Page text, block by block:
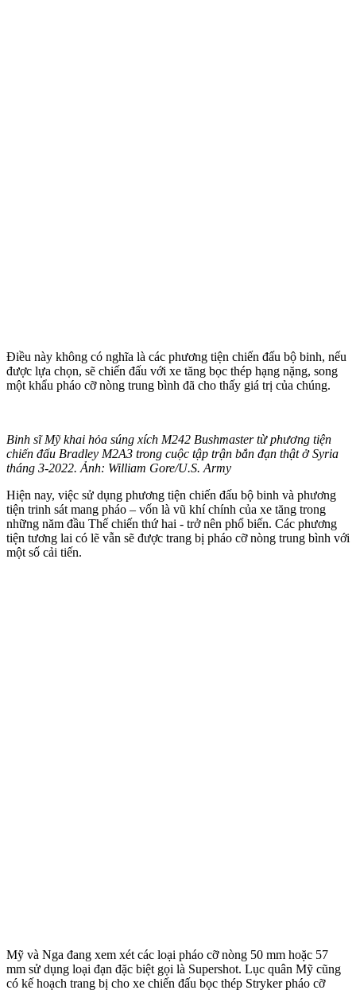
Điều này không có nghĩa là các phương tiện chiến đấu bộ binh, nếu
được lựa chọn, sẽ chiến đấu với xe tăng bọc thép hạng nặng, song
một khẩu pháo cỡ nòng trung bình đã cho thấy giá trị của chúng.
Binh sĩ Mỹ khai hỏa súng xích M242 Bushmaster từ phương tiện
chiến đấu Bradley M2A3 trong cuộc tập trận bắn đạn thật ở Syria
tháng 3-2022. Ảnh: William Gore/U.S. Army
Hiện nay, việc sử dụng phương tiện chiến đấu bộ binh và phương
tiện trinh sát mang pháo – vốn là vũ khí chính của xe tăng trong
những năm đầu Thế chiến thứ hai - trở nên phổ biến. Các phương
tiện tương lai có lẽ vẫn sẽ được trang bị pháo cỡ nòng trung bình với
một số cải tiến.
Mỹ và Nga đang xem xét các loại pháo cỡ nòng 50 mm hoặc 57
mm sử dụng loại đạn đặc biệt gọi là Supershot. Lục quân Mỹ cũng
có kế hoạch trang bị cho xe chiến đấu bọc thép Stryker pháo cỡ